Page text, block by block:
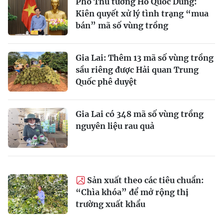
Kiên quyết xử lý tình trạng “mua
bán” mã số vùng trồng
Gia Lai: Thêm 13 mã số vùng trồng
sầu riêng được Hải quan Trung
Quốc phê duyệt
Gia Lai có 348 mã số vùng trồng
nguyên liệu rau quả
Sản xuất theo các tiêu chuẩn:
“Chìa khóa” để mở rộng thị
trường xuất khẩu